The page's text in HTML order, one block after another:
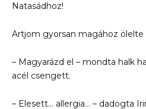
Natasádhoz!
Artjom gyorsan magához ölelte
– Magyarázd el – mondta halk
acél csengett.
– Elesett… allergia… – dadogta